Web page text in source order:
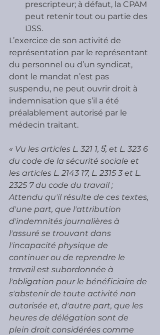
prescripteur; à défaut, la CPAM
peut retenir tout ou partie des
IJSS.
L’exercice de son activité de
représentation par le représentant
du personnel ou d’un syndicat,
dont le mandat n’est pas
suspendu, ne peut ouvrir droit à
indemnisation que s’il a été
préalablement autorisé par le
médecin traitant.
« Vu les articles L. 321 1, 5̊, et L. 323 6
du code de la sécurité sociale et
les articles L. 2143 17, L. 2315 3 et L.
2325 7 du code du travail ;
Attendu quʼil résulte de ces textes,
dʼune part, que lʼattribution
dʼindemnités journalières à
lʼassuré se trouvant dans
lʼincapacité physique de
continuer ou de reprendre le
travail est subordonnée à
lʼobligation pour le bénéficiaire de
sʼabstenir de toute activité non
autorisée et, dʼautre part, que les
heures de délégation sont de
plein droit considérées comme